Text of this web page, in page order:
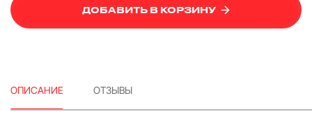
ДОБАВИТЬ В КОРЗИНУ
ОПИСАНИЕ ОТЗЫВЫ